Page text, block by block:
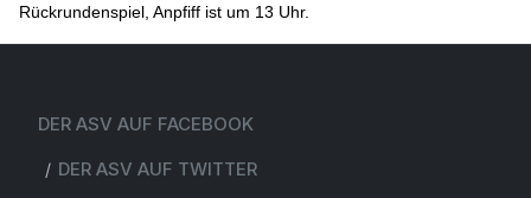
Rückrundenspiel, Anpfiff ist um 13 Uhr.
DER ASV AUF FACEBOOK
DER ASV AUF TWITTER